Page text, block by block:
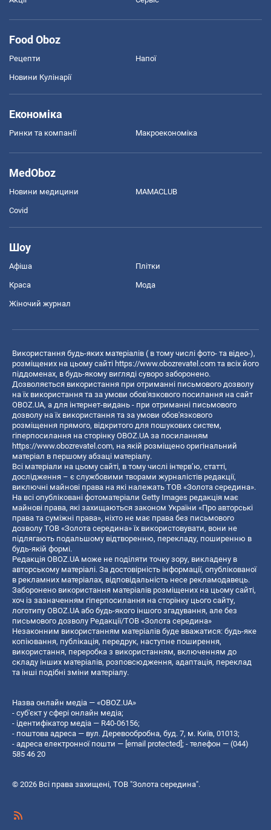
Food Oboz
Рецепти Напої
Новини Кулінарії
Економіка
Ринки та компанії Макроекономіка
MedOboz
Новини медицини MAMACLUB
Covid
Шоу
Афіша Плітки
Краса Мода
Жіночий журнал
Використання будь-яких матеріалів ( в тому числі фото- та відео-),
розміщених на цьому сайті https://www.obozrevatel.com та всіх його
піддоменах, в будь-якому вигляді суворо заборонено.
Дозволяється використання при отриманні письмового дозволу
на їх використання та за умови обов'язкового посилання на сайт
OBOZ.UA, а для інтернет-видань - при отриманні письмового
дозволу на їх використання та за умови обов'язкового
розміщення прямого, відкритого для пошукових систем,
гіперпосилання на сторінку OBOZ.UA за посиланням
https://www.obozrevatel.com, на якій розміщено оригінальний
матеріал в першому абзаці матеріалу.
Всі матеріали на цьому сайті, в тому числі інтерв’ю, статті,
дослідження – є службовими творами журналістів редакції,
виключні майнові права на які належать ТОВ «Золота середина».
На всі опубліковані фотоматеріали Getty Images редакція має
майнові права, які захищаються законом України «Про авторські
права та суміжні права», ніхто не має права без письмового
дозволу ТОВ «Золота середина» їх використовувати, вони не
підлягають подальшому відтворенню, перекладу, поширенню в
будь-якій формі.
Редакція OBOZ.UA може не поділяти точку зору, викладену в
авторському матеріалі. За достовірність інформації, опублікованої
в рекламних матеріалах, відповідальність несе рекламодавець.
Заборонено використання матеріалів розміщених на цьому сайті,
хоч із зазначенням гіперпосилання на сторінку цього сайту,
логотипу OBOZ.UA або будь-якого іншого згадування, але без
письмового дозволу Редакції/ТОВ «Золота середина»
Незаконним використанням матеріалів буде вважатися: будь-яке
копiювання, публiкацiя, передрук, наступне поширення,
використання, переробка з використанням, включенням до
складу інших матеріалів, розповсюдження, адаптація, переклад
та інші подібні зміни матеріалу.
Назва онлайн медіа — «OBOZ.UA»
- суб'єкт у сфері онлайн медіа;
- ідентифікатор медіа — R40-06156;
- поштова адреса — вул. Деревообробна, буд. 7, м. Київ, 01013;
- адреса електронної пошти — [email protected]; - телефон — (044)
585 46 20
© 2026 Всі права захищені, ТОВ "Золота середина".